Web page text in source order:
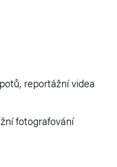
reportážní videa
fotografování